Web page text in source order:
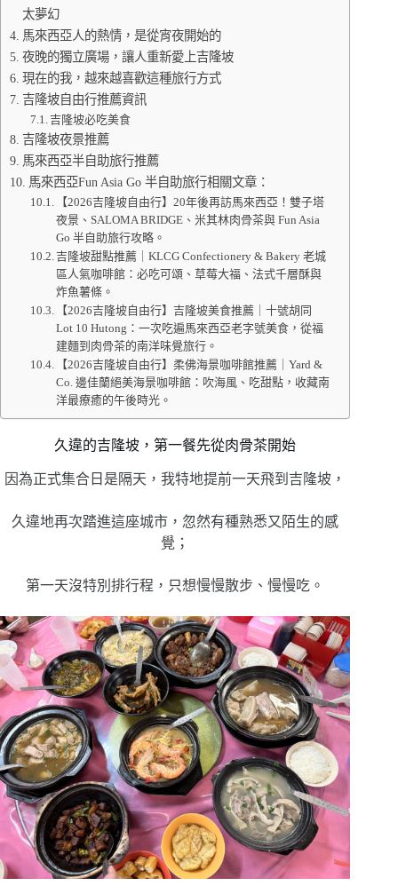
太夢幻
馬來西亞人的熱情，是從宵夜開始的
夜晚的獨立廣場，讓人重新愛上吉隆坡
現在的我，越來越喜歡這種旅行方式
吉隆坡自由行推薦資訊
吉隆坡必吃美食
吉隆坡夜景推薦
馬來西亞半自助旅行推薦
馬來西亞Fun Asia Go 半自助旅行相關文章：
【2026吉隆坡自由行】20年後再訪馬來西亞！雙子塔
夜景、SALOMA BRIDGE、米其林肉骨茶與 Fun Asia
Go 半自助旅行攻略。
吉隆坡甜點推薦｜KLCG Confectionery & Bakery 老城
區人氣咖啡館：必吃可頌、草莓大福、法式千層酥與
炸魚薯條。
【2026吉隆坡自由行】吉隆坡美食推薦｜十號胡同
Lot 10 Hutong：一次吃遍馬來西亞老字號美食，從福
建麵到肉骨茶的南洋味覺旅行。
【2026吉隆坡自由行】柔佛海景咖啡館推薦｜Yard &
Co. 邊佳蘭絕美海景咖啡館：吹海風、吃甜點，收藏南
洋最療癒的午後時光。
久違的吉隆坡，第一餐先從肉骨茶開始
因為正式集合日是隔天，我特地提前一天飛到吉隆坡，
久違地再次踏進這座城市，忽然有種熟悉又陌生的感
覺；
第一天沒特別排行程，只想慢慢散步、慢慢吃。